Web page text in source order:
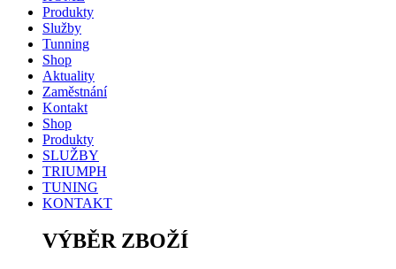
Produkty
Služby
Tunning
Shop
Aktuality
Zaměstnání
Kontakt
Shop
Produkty
SLUŽBY
TRIUMPH
TUNING
KONTAKT
VÝBĚR ZBOŽÍ